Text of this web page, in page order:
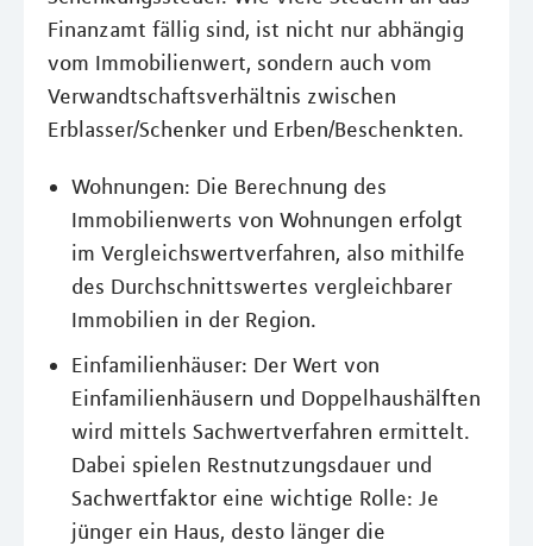
Finanzamt fällig sind, ist nicht nur abhängig
vom Immobilienwert, sondern auch vom
Verwandtschaftsverhältnis zwischen
Erblasser/Schenker und Erben/Beschenkten.
Wohnungen: Die Berechnung des
Immobilienwerts von Wohnungen erfolgt
im Vergleichswertverfahren, also mithilfe
des Durchschnittswertes vergleichbarer
Immobilien in der Region.
Einfamilienhäuser: Der Wert von
Einfamilienhäusern und Doppelhaushälften
wird mittels Sachwertverfahren ermittelt.
Dabei spielen Restnutzungsdauer und
Sachwertfaktor eine wichtige Rolle: Je
jünger ein Haus, desto länger die